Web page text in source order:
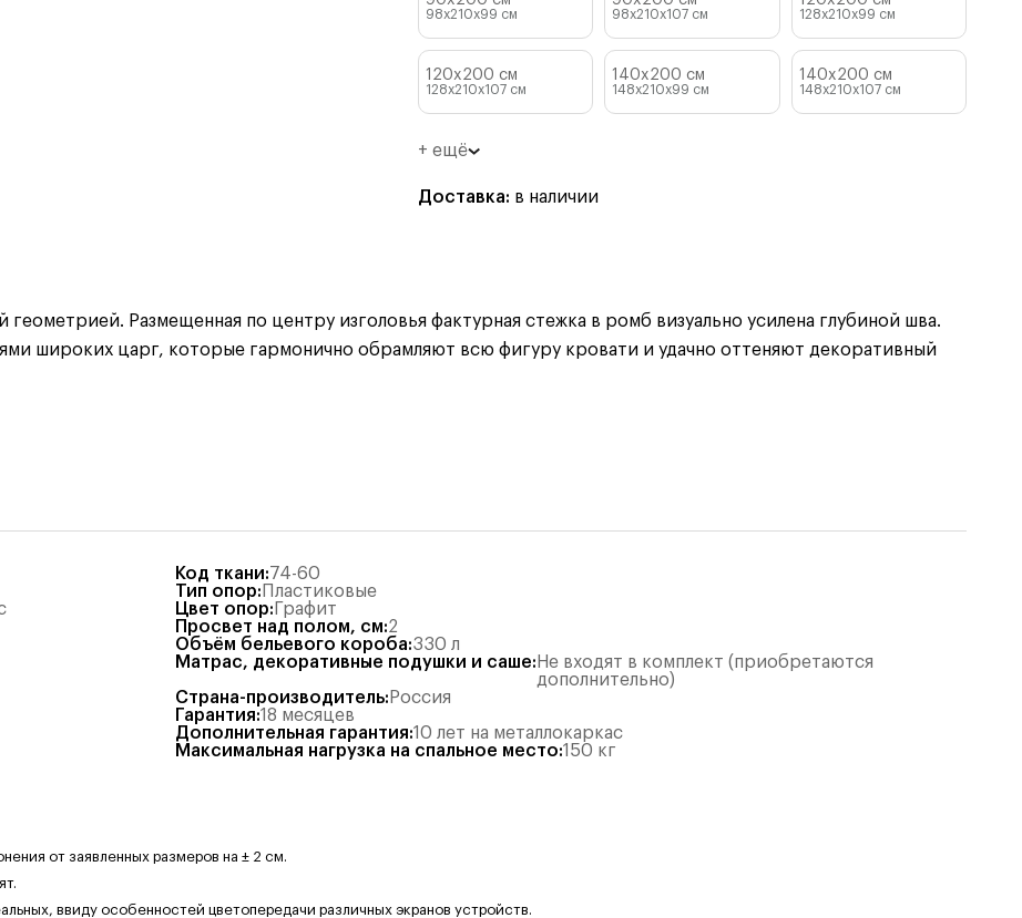
98x210x99 см 98x210x107 см 128x210x99 см
120x200 см
128x210x107 см
140x200 см
148x210x99 см
140x200 см
148x210x107см
+ ещё
Доставка: в наличии
геометрией. Размещенная по центру изголовья фактурная стежка в ромб визуально усилена глубиной шва.
широких царг, которые гармонично обрамляют всю фигуру кровати и удачно оттеняют декоративный
Код ткани:74-60
Тип опор: Пластиковые
Цвет опор: Графит
Просвет над полом, см:2
Объём бельевого короба:330 л
Матрас, декоративные подушки и саше: Не входят в комплект (приобретаются
дополнительно)
Страна-производитель: Россия
Гарантия:18 месяцев
Дополнительная гарантия:10 лет на металлокаркас
Максимальная нагрузка на спальное место:150 кг
от заявленных размеров на ± 2 см.
ввиду особенностей цветопередачи различных экранов устройств.